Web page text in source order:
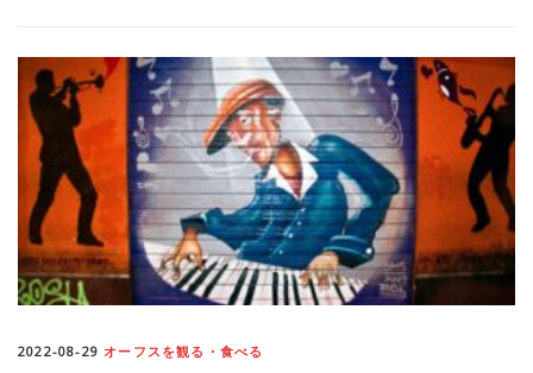
2022-08-29 オーフスを観る・食べる